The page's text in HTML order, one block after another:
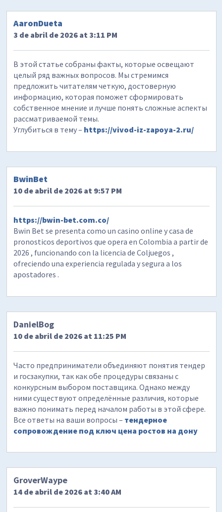
AaronDueta
3 de abril de 2026 at 3:11 PM
В этой статье собраны факты, которые освещают
целый ряд важных вопросов. Мы стремимся
предложить читателям четкую, достоверную
информацию, которая поможет сформировать
собственное мнение и лучше понять сложные аспекты
рассматриваемой темы.
Углубиться в тему – https://vivod-iz-zapoya-2.ru/
BwinBet
10 de abril de 2026 at 9:57 PM
https://bwin-bet.com.co/
Bwin Bet se presenta como un casino online y casa de
pronosticos deportivos que opera en Colombia a partir de
2026 , funcionando con la licencia de Coljuegos ,
ofreciendo una experiencia regulada y segura a los
apostadores .
DanielBog
10 de abril de 2026 at 11:25 PM
Часто предприниматели объединяют понятия тендер
и госзакупки, так как обе процедуры связаны с
конкурсным выбором поставщика. Однако между
ними существуют определённые различия, которые
важно понимать перед началом работы в этой сфере.
Все ответы на ваши вопросы – тендерное
сопровождение под ключ цена ростов на дону
GroverWaype
14 de abril de 2026 at 3:40 AM